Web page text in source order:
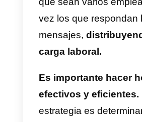
sea eficaz
suficiente para
problema
permite: